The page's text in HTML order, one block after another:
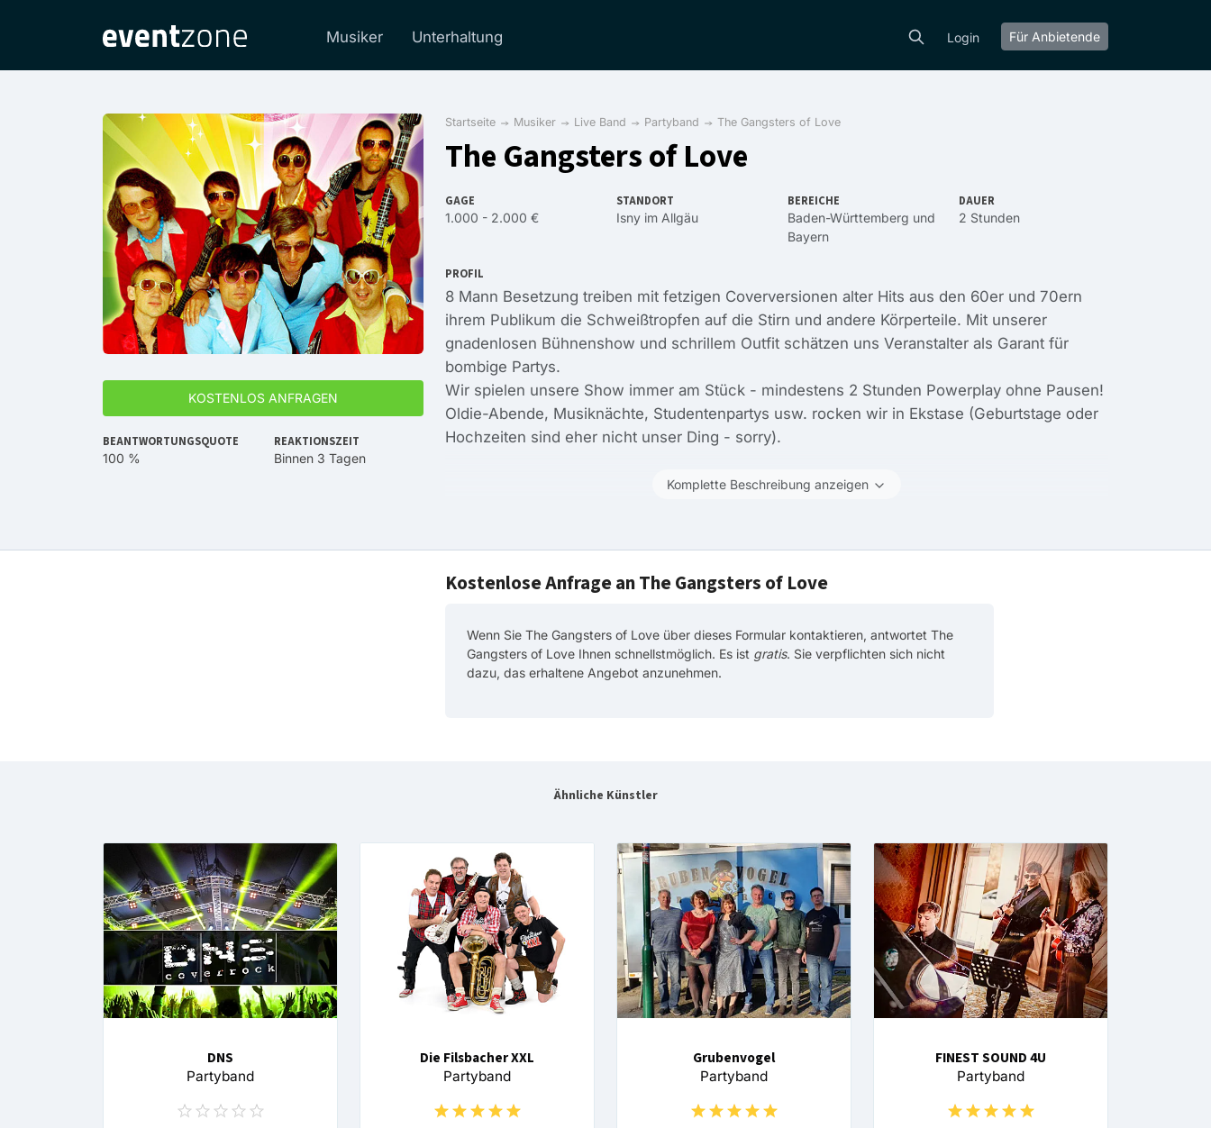
Musiker Unterhaltung Login Für Anbietende
KOSTENLOS ANFRAGEN
BEANTWORTUNGSQUOTE
100 %
REAKTIONSZEIT
Binnen 3 Tagen
Startseite Musiker Live Band Partyband The Gangsters of Love
The Gangsters of Love
GAGE
1.000 - 2.000 €
STANDORT
Isny im Allgäu
BEREICHE
Baden-Württemberg und
Bayern
DAUER
2 Stunden
PROFIL
8 Mann Besetzung treiben mit fetzigen Coverversionen alter Hits aus den 60er und 70ern
ihrem Publikum die Schweißtropfen auf die Stirn und andere Körperteile. Mit unserer
gnadenlosen Bühnenshow und schrillem Outfit schätzen uns Veranstalter als Garant für
bombige Partys.
Wir spielen unsere Show immer am Stück - mindestens 2 Stunden Powerplay ohne Pausen!
Oldie-Abende, Musiknächte, Studentenpartys usw. rocken wir in Ekstase (Geburtstage oder
Hochzeiten sind eher nicht unser Ding - sorry).
Komplette Beschreibung anzeigen
Kostenlose Anfrage an The Gangsters of Love
Wenn Sie The Gangsters of Love über dieses Formular kontaktieren, antwortet The
Gangsters of Love Ihnen schnellstmöglich. Es ist gratis. Sie verpflichten sich nicht
dazu, das erhaltene Angebot anzunehmen.
Ähnliche Künstler
DNS
Partyband
Die Filsbacher XXL
Partyband
Grubenvogel
Partyband
FINEST SOUND 4U
Partyband